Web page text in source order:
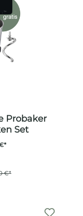
Probaker
Set
€*